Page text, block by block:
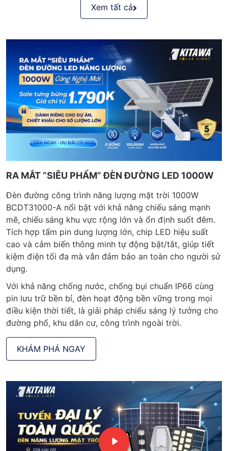
Xem tất cả
RA MẮT “SIÊU PHẨM” ĐÈN ĐƯỜNG LED 1000W
Đèn đường công trình năng lượng mặt trời 1000W
BCDT31000-A nổi bật với khả năng chiếu sáng mạnh
mẽ, chiếu sáng khu vực rộng lớn và ổn định suốt đêm.
Tích hợp tấm pin dung lượng lớn, chip LED hiệu suất
cao và cảm biến thông minh tự động bật/tắt, giúp tiết
kiệm điện tối đa mà vẫn đảm bảo an toàn cho người sử
dụng.
Với khả năng chống nước, chống bụi chuẩn IP66 cùng
pin lưu trữ bền bỉ, đèn hoạt động bền vững trong mọi
điều kiện thời tiết, là giải pháp chiếu sáng lý tưởng cho
đường phố, khu dân cư, công trình ngoài trời.
KHÁM PHÁ NGAY